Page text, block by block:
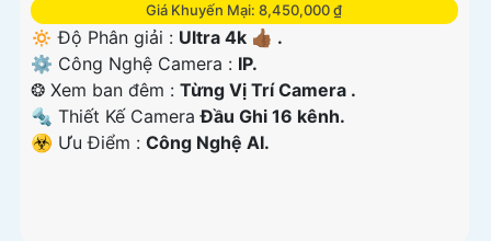
Giá Khuyến Mại: 8,450,000 ₫
🔅 Độ Phân giải : Ultra 4k 👍🏾 .
⚙ Công Nghệ Camera : IP.
❂ Xem ban đêm : Từng Vị Trí Camera .
🔩 Thiết Kế CameraĐầu Ghi 16 kênh.
️☣️ Ưu Điểm : Công Nghệ AI.